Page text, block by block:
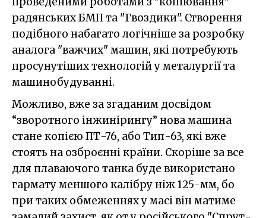
радянських БМП та "Гвоздики". Створення
подібного набагато логічніше за розробку
аналога "важчих" машин, які потребують
просунутіших технологій у металургії та
машинобудуванні.
Можливо, вже за згаданим досвідом
“зворотного інжинірингу” нова машина
стане копією ПТ-76, або Тип-63, які вже
стоять на озброєнні країни. Скоріше за все
для плаваючого танка буде використано
гармату меншого калібру ніж 125-мм, бо
при таких обмеженнях у масі він матиме